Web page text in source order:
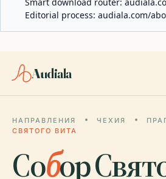
Editorial process: audiala.com/
Audiala
НАПРАВЛЕНИЯ ЧЕХИЯ
СВЯТОГО ВИТА
Собор